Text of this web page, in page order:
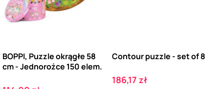
BOPPI, Puzzle okrągłe 58
cm - Jednorożce 150 elem.
Contour puzzle - set of 8
Cena
186,17 zł